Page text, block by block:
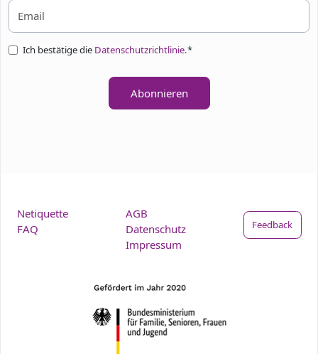
Ich bestätige die Datenschutzrichtlinie.*
Abonnieren
Netiquette
FAQ
AGB
Datenschutz
Impressum
Feedback